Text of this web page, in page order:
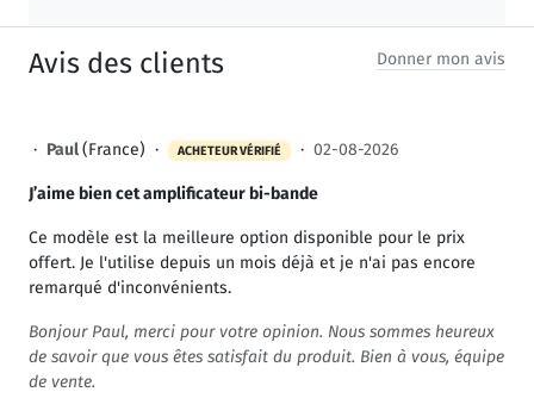
Avis des clients Donner mon avis
· Paul(France) · ACHETEUR VÉRIFIÉ · 02-08-2026
J’aime bien cet amplificateur bi-bande
Ce modèle est la meilleure option disponible pour le prix
offert. Je l'utilise depuis un mois déjà et je n'ai pas encore
remarqué d'inconvénients.
Bonjour Paul, merci pour votre opinion. Nous sommes heureux
de savoir que vous êtes satisfait du produit. Bien à vous, équipe
de vente.